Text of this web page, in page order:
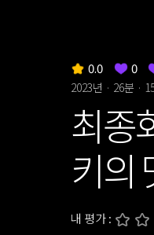
0.0 0
2023년 · 26분 ·
최종
키의
내 평가 :